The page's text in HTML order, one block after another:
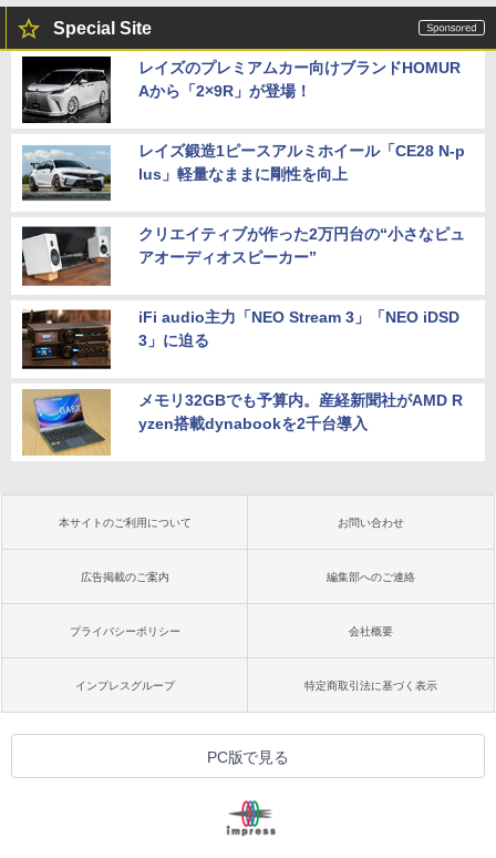
Special Site
レイズのプレミアムカー向けブランドHOMUR
Aから「2×9R」が登場！
レイズ鍛造1ピースアルミホイール「CE28 N-p
lus」軽量なままに剛性を向上
クリエイティブが作った2万円台の“小さなピュ
アオーディオスピーカー”
iFi audio主力「NEO Stream 3」「NEO iDSD
3」に迫る
メモリ32GBでも予算内。産経新聞社がAMD R
yzen搭載dynabookを2千台導入
本サイトのご利用について お問い合わせ
広告掲載のご案内 編集部へのご連絡
プライバシーポリシー 会社概要
インプレスグループ 特定商取引法に基づく表示
PC版で見る